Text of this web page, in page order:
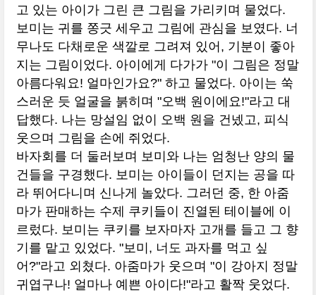
고 있는 아이가 그린 큰 그림을 가리키며 물었다.
보미는 귀를 쫑긋 세우고 그림에 관심을 보였다. 너
무나도 다채로운 색깔로 그려져 있어, 기분이 좋아
지는 그림이었다. 아이에게 다가가 "이 그림은 정말
아름다워요! 얼마인가요?" 하고 물었다. 아이는 쑥
스러운 듯 얼굴을 붉히며 "오백 원이에요!"라고 대
답했다. 나는 망설임 없이 오백 원을 건넸고, 피식
웃으며 그림을 손에 쥐었다.
바자회를 더 둘러보며 보미와 나는 엄청난 양의 물
건들을 구경했다. 보미는 아이들이 던지는 공을 따
라 뛰어다니며 신나게 놀았다. 그러던 중, 한 아줌
마가 판매하는 수제 쿠키들이 진열된 테이블에 이
르렀다. 보미는 쿠키를 보자마자 고개를 들고 그 향
기를 맡고 있었다. "보미, 너도 과자를 먹고 싶
어?"라고 외쳤다. 아줌마가 웃으며 "이 강아지 정말
귀엽구나! 얼마나 예쁜 아이다!"라고 활짝 웃었다.